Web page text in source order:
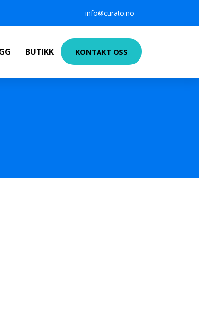
info@curato.no
BUTIKK KONTAKT OSS